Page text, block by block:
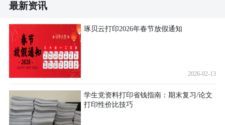
最新资讯
琢贝云打印2026年春节放假通知
2026-02-13
学生党资料打印省钱指南：期末复习/论文
打印性价比技巧